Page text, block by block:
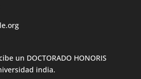
un DOCTORADO HONORIS
india.